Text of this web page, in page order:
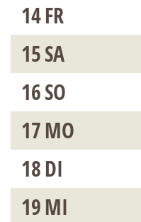
14FR
15SA
16SO
17MO
18DI
19MI